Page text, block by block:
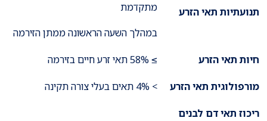
תנועתיות תאי הזרע
מתקדמת
במהלך השעה הראשונה ממתן הזירמה
חיות תאי הזרע ≥ 58% תאי זרע חיים בזירמה
מורפולוגית תאי הזרע > 4% תאים בעלי צורה תקינה
ריכוז תאי דם לבנים